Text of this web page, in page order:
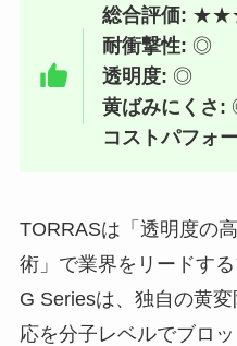
総合評価:
耐衝撃性: ◎
透明度: ◎
黄ばみにくさ:
コストパフォ
TORRASは「透明度の
術」で業界をリードす
G Seriesは、独自の黄
応を分子レベルでブロ